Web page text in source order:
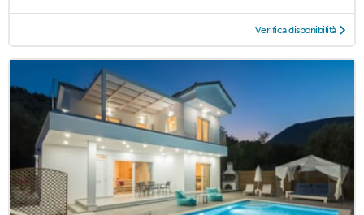
Verifica disponibilità